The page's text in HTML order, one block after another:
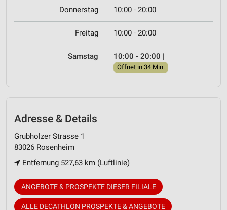
Donnerstag 10:00 - 20:00
Freitag 10:00 - 20:00
Samstag 10:00 - 20:00 |
Öffnet in 34 Min.
Adresse & Details
Grubholzer Strasse 1
83026 Rosenheim
Entfernung 527,63 km (Luftlinie)
ANGEBOTE & PROSPEKTE DIESER FILIALE
ALLE DECATHLON PROSPEKTE & ANGEBOTE